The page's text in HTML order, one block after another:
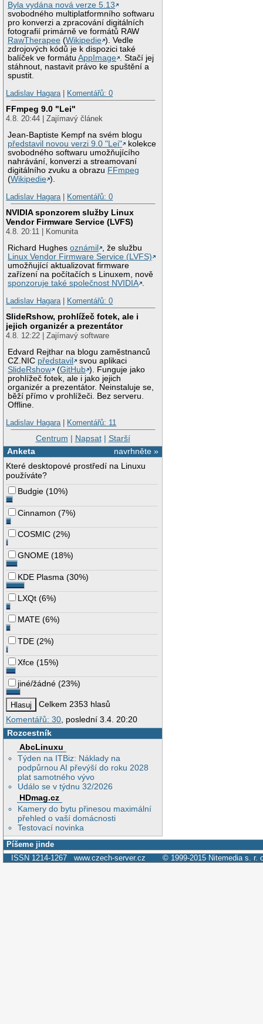
Byla vydána nová verze 5.13
svobodného multiplatformního softwaru
pro konverzi a zpracování digitálních
fotografií primárně ve formátů RAW
RawTherapee (Wikipedie ). Vedle
zdrojových kódů je k dispozici také
balíček ve formátuAppImage . Stačí jej
stáhnout, nastavit právo ke spuštění a
spustit.
Ladislav Hagara| Komentářů: 0
FFmpeg 9.0 "Lei"
4.8. 20:44 | Zajímavý článek
Jean-Baptiste Kempf na svém blogu
představil novou verzi 9.0 "Lei"
kolekce
svobodného softwaru umožňujícího
nahrávání, konverzi a streamovaní
digitálního zvuku a obrazu FFmpeg
(Wikipedie ).
Ladislav Hagara| Komentářů: 0
NVIDIA sponzorem služby Linux
Vendor Firmware Service (LVFS)
4.8. 20:11 | Komunita
Richard Hughesoznámil
, že službu
Linux Vendor Firmware Service (LVFS)
umožňující aktualizovat firmware
zařízení na počítačích s Linuxem, nově
sponzoruje také společnost NVIDIA .
Ladislav Hagara| Komentářů: 0
SlideRshow, prohlížeč fotek, ale i
jejich organizér a prezentátor
4.8. 12:22 | Zajímavý software
Edvard Rejthar na blogu zaměstnanců
CZ.NIC představil
svou aplikaci
SlideRshow
(GitHub ). Funguje jako
prohlížeč fotek, ale i jako jejich
organizér a prezentátor. Neinstaluje se,
běží přímo v prohlížeči. Bez serveru.
Offline.
Ladislav Hagara| Komentářů: 11
Centrum | Napsat| Starší
navrhněte »
Anketa
Které desktopové prostředí na Linuxu
používáte?
Budgie (10%)
Cinnamon (7%)
COSMIC (2%)
GNOME (18%)
KDE Plasma (30%)
LXQt (6%)
MATE (6%)
TDE (2%)
Xfce (15%)
jiné/žádné (23%)
Celkem 2353 hlasů
Komentářů: 30 , poslední 3.4. 20:20
Rozcestník
AbcLinuxu
Týden na ITBiz: Náklady na
podpůrnou AI převýší do roku 2028
plat samotného vývo
Událo se v týdnu 32/2026
HDmag.cz
Kamery do bytu přinesou maximální
přehled o vaší domácnosti
Testovací novinka
Píšeme jinde
ISSN 1214-1267 www.czech-server.cz © 1999-2015 Nitemedia s. r.